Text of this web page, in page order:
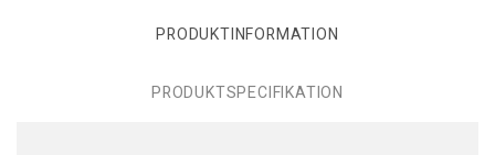
PRODUKTINFORMATION
PRODUKTSPECIFIKATION